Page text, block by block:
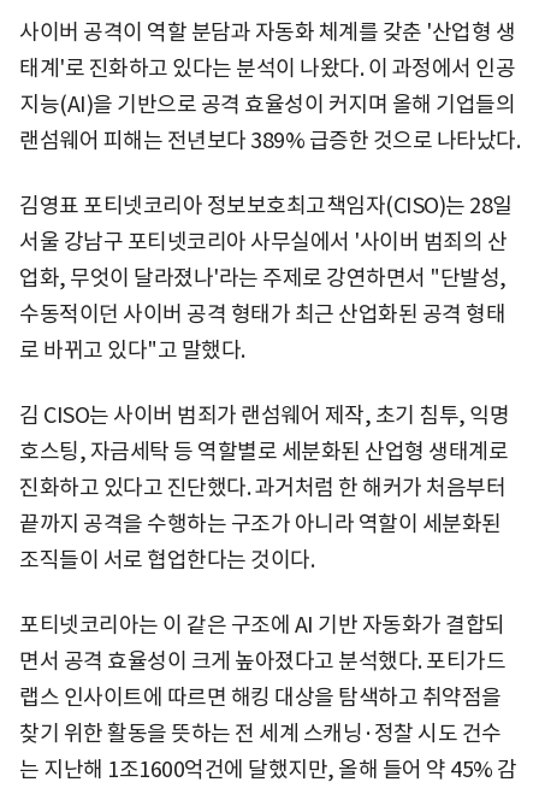
사이버 공격이 역할 분담과 자동화 체계를 갖춘 '산업형 생
태계'로 진화하고 있다는 분석이 나왔다. 이 과정에서 인공
지능(AI)을 기반으로 공격 효율성이 커지며 올해 기업들의
랜섬웨어 피해는 전년보다 389% 급증한 것으로 나타났다.
김영표 포티넷코리아 정보보호최고책임자(CISO)는 28일
서울 강남구 포티넷코리아 사무실에서 '사이버 범죄의 산
업화, 무엇이 달라졌나'라는 주제로 강연하면서 "단발성,
수동적이던 사이버 공격 형태가 최근 산업화된 공격 형태
로 바뀌고 있다"고 말했다.
김 CISO는 사이버 범죄가 랜섬웨어 제작, 초기 침투, 익명
호스팅, 자금세탁 등 역할별로 세분화된 산업형 생태계로
진화하고 있다고 진단했다. 과거처럼 한 해커가 처음부터
끝까지 공격을 수행하는 구조가 아니라 역할이 세분화된
조직들이 서로 협업한다는 것이다.
포티넷코리아는 이 같은 구조에 AI 기반 자동화가 결합되
면서 공격 효율성이 크게 높아졌다고 분석했다. 포티가드
랩스 인사이트에 따르면 해킹 대상을 탐색하고 취약점을
찾기 위한 활동을 뜻하는 전 세계 스캐닝·정찰 시도 건수
는 지난해 1조1600억건에 달했지만, 올해 들어 약 45% 감